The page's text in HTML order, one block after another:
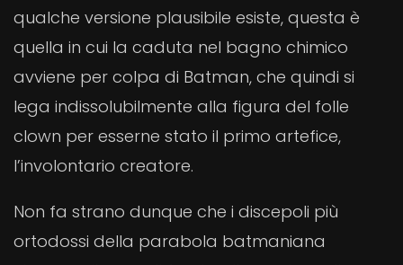
qualche versione plausibile esiste, questa è
quella in cui la caduta nel bagno chimico
avviene per colpa di Batman, che quindi si
lega indissolubilmente alla figura del folle
clown per esserne stato il primo artefice,
l’involontario creatore.
Non fa strano dunque che i discepoli più
ortodossi della parabola batmaniana